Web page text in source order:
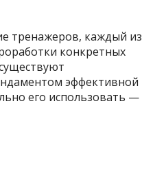
тренажеров, каждый из
конкретных
эффективной
его использовать —